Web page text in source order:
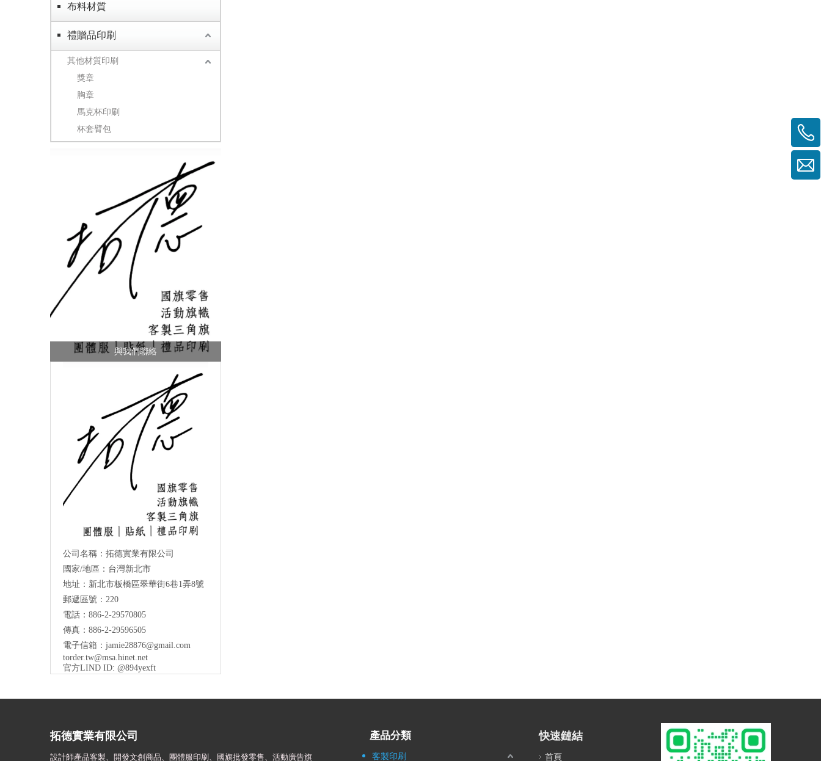
布料材質
禮贈品印刷
其他材質印刷
獎章
胸章
馬克杯印刷
杯套臂包
與我們聯絡
公司名稱：拓德實業有限公司
國家/地區：台灣新北市
地址：新北市板橋區翠華街6巷1弄8號
郵遞區號：220
電話：886-2-29570805
傳真：886-2-29596505
電子信箱： jamie28876@gmail.com
torder.tw@msa.hinet.net
官方LIND ID: @894yexft
拓德實業有限公司
設計師產品客製、開發文創商品、團體服印刷、 國旗批發零售、活動廣告旗
產品分類
客製印刷
快速鏈結
首頁